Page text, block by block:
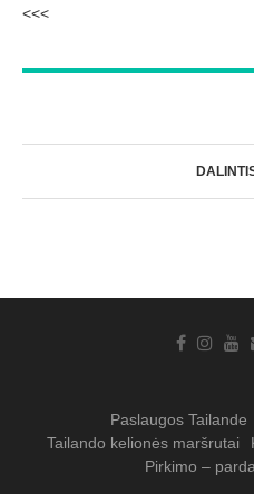
<<<
Paslaugos Tailande
Tailando kelionės maršrutai
Pirkimo –